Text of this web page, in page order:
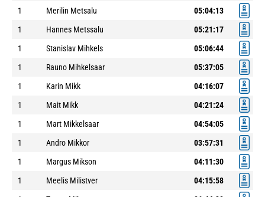
1
Merilin Metsalu
05:04:13
1
Hannes Metssalu
05:21:17
1
Stanislav Mihkels
05:06:44
1
Rauno Mihkelsaar
05:37:05
1
Karin Mikk
04:16:07
1
Mait Mikk
04:21:24
1
Mart Mikkelsaar
04:54:05
1
Andro Mikkor
03:57:31
1
Margus Mikson
04:11:30
1
Meelis Milistver
04:15:58